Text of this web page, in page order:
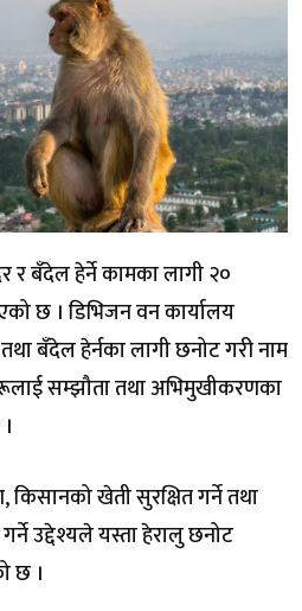
र बँदेल हेर्ने कामका लागी २०
छ । डिभिजन वन कार्यालय
बँदेल हेर्नका लागी छनोट गरी नाम
सम्झौता तथा अभिमुखीकरणका
किसानको खेती सुरक्षित गर्ने तथा
उद्देश्यले यस्ता हेरालु छनोट
छ ।